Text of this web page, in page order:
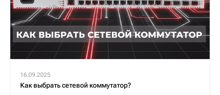
16.09.2025
Как выбрать сетевой коммутатор?